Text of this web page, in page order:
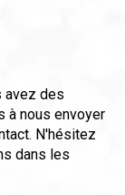
avez des
à nous envoyer
N'hésitez
dans les